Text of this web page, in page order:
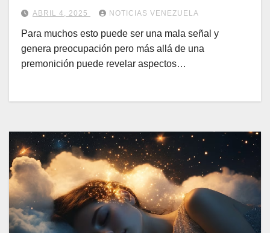
ABRIL 4, 2025 NOTICIAS VENEZUELA
Para muchos esto puede ser una mala señal y
genera preocupación pero más allá de una
premonición puede revelar aspectos…